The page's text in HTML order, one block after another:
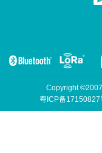
Copyright
粤ICP备17150827